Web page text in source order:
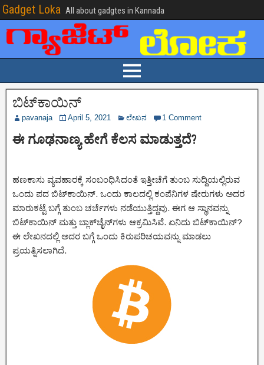
Gadget Loka All about gadgtes in Kannada
ಬಿಟ್‌ಕಾಯಿನ್‌
pavanaja April 5, 2021 ಲೇಖನ 1 Comment
ಈ ಗೂಢನಾಣ್ಯ ಹೇಗೆ ಕೆಲಸ ಮಾಡುತ್ತದೆ?
ಹಣಕಾಸು ವ್ಯವಹಾರಕ್ಕೆ ಸಂಬಂಧಿಸಿದಂತೆ ಇತ್ತೀಚೆಗೆ ತುಂಬ ಸುದ್ದಿಯಲ್ಲಿರುವ
ಒಂದು ಪದ ಬಿಟ್‌ಕಾಯಿನ್. ಒಂದು ಕಾಲದಲ್ಲಿ ಕಂಪೆನಿಗಳ ಷೇರುಗಳು ಅದರ
ಮಾರುಕಟ್ಟೆ ಬಗ್ಗೆ ತುಂಬ ಚರ್ಚೆಗಳು ನಡೆಯುತ್ತಿದ್ದವು. ಈಗ ಆ ಸ್ಥಾನವನ್ನು
ಬಿಟ್‌ಕಾಯಿನ್ ಮತ್ತು ಬ್ಲಾಕ್‌ಚೈನ್‌ಗಳು ಆಕ್ರಮಿಸಿವೆ. ಏನಿದು ಬಿಟ್‌ಕಾಯಿನ್?
ಈ ಲೇಖನದಲ್ಲಿ ಅದರ ಬಗ್ಗೆ ಒಂದು ಕಿರುಪರಿಚಯವನ್ನು ಮಾಡಲು
ಪ್ರಯತ್ನಿಸಲಾಗಿದೆ.